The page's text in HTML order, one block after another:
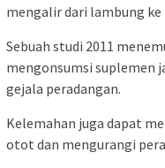
mengalir dari lambung
Sebuah studi 2011
mengonsumsi suplemen
gejala peradangan.
Kelemahan juga dapat
otot dan mengurangi